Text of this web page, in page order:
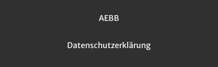
AEBB
Datenschutzerklärung